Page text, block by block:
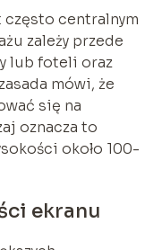
centralnym
zależy przede
lub foteli oraz
mówi, że
się na
oznacza to
około 100-
ekranu